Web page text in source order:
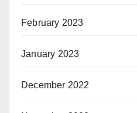
February 2023
January 2023
December 2022